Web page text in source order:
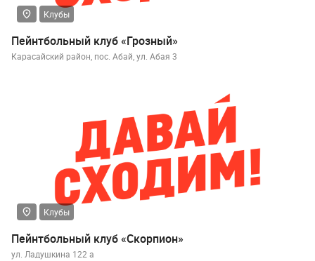
Клубы
Пейнтбольный клуб «Грозный»
Карасайский район, пос. Абай, ул. Абая 3
Клубы
Пейнтбольный клуб «Скорпион»
ул. Ладушкина 122 а